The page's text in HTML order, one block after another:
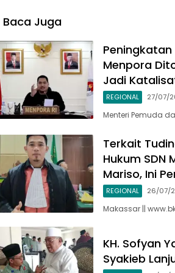
Curhat Jelang Pemilu
2024
Baca Juga
Peningkatan
Menpora
Jadi
REGIONAL 27/07/
Menteri Pemuda
Terkait
Hukum
Mariso, Ini
REGIONAL 26/07/
Makassar ||
KH. Sofyan
Syakieb